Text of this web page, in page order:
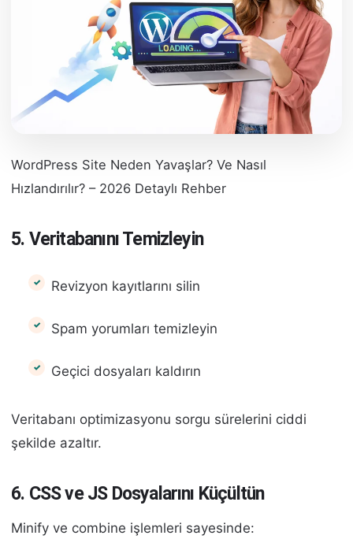
WordPress Site Neden Yavaşlar? Ve Nasıl
Hızlandırılır? – 2026 Detaylı Rehber
5. Veritabanını Temizleyin
Revizyon kayıtlarını silin
Spam yorumları temizleyin
Geçici dosyaları kaldırın
Veritabanı optimizasyonu sorgu sürelerini ciddi
şekilde azaltır.
6. CSS ve JS Dosyalarını Küçültün
Minify ve combine işlemleri sayesinde: